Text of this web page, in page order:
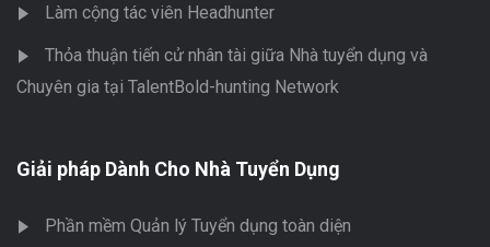
Làm cộng tác viên Headhunter
Thỏa thuận tiến cử nhân tài giữa Nhà tuyển dụng và
Chuyên gia tại TalentBold-hunting Network
Giải pháp Dành Cho Nhà Tuyển Dụng
Phần mềm Quản lý Tuyển dụng toàn diện